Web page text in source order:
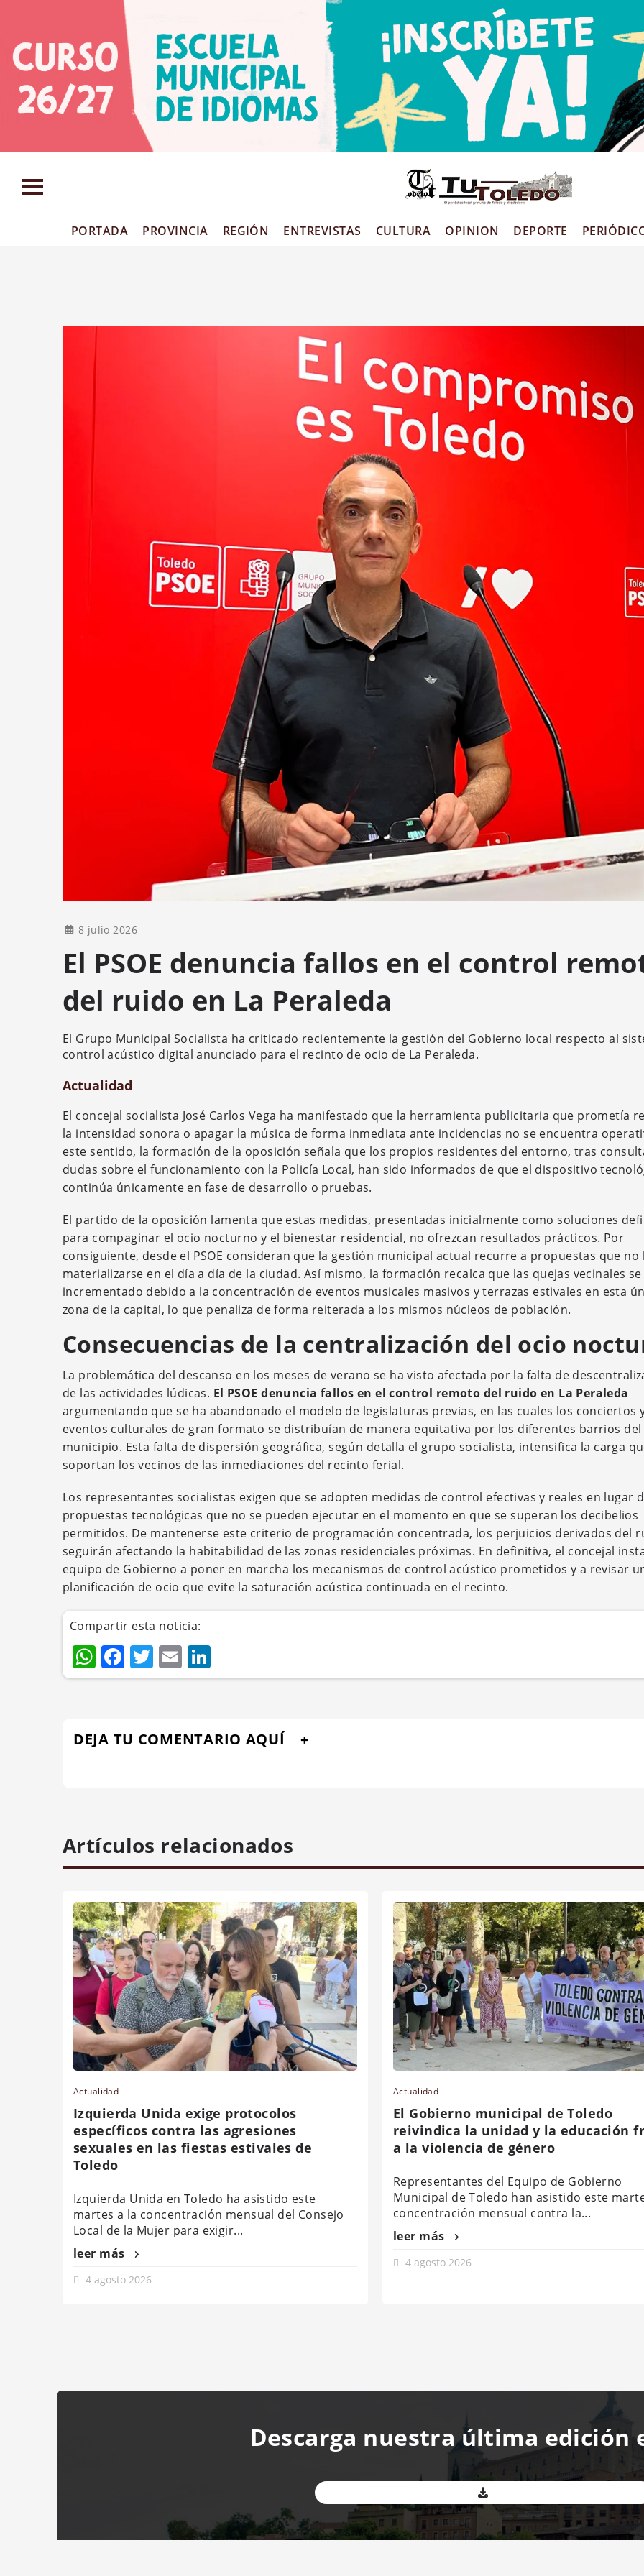
PORTADA PROVINCIA REGIÓN ENTREVISTAS CULTURA OPINION DEPORTE
8 julio 2026
El PSOE denuncia fallos en el control
del ruido en La Peraleda
El Grupo Municipal Socialista ha criticado recientemente la gestión del Gobierno local respecto al
control acústico digital anunciado para el recinto de ocio de La Peraleda.
Actualidad
El concejal socialista José Carlos Vega ha manifestado que la herramienta publicitaria que prometía
la intensidad sonora o apagar la música de forma inmediata ante incidencias no se encuentra
este sentido, la formación de la oposición señala que los propios residentes del entorno, tras
dudas sobre el funcionamiento con la Policía Local, han sido informados de que el dispositivo
continúa únicamente en fase de desarrollo o pruebas.
El partido de la oposición lamenta que estas medidas, presentadas inicialmente como soluciones
para compaginar el ocio nocturno y el bienestar residencial, no ofrezcan resultados prácticos. Por
consiguiente, desde el PSOE consideran que la gestión municipal actual recurre a propuestas que no
materializarse en el día a día de la ciudad. Así mismo, la formación recalca que las quejas vecinales
incrementado debido a la concentración de eventos musicales masivos y terrazas estivales en esta
zona de la capital, lo que penaliza de forma reiterada a los mismos núcleos de población.
Consecuencias de la centralización del ocio
La problemática del descanso en los meses de verano se ha visto afectada por la falta de
de las actividades lúdicas. El PSOE denuncia fallos en el control remoto del ruido en La Peraleda
argumentando que se ha abandonado el modelo de legislaturas previas, en las cuales los conciertos
eventos culturales de gran formato se distribuían de manera equitativa por los diferentes barrios del
municipio. Esta falta de dispersión geográfica, según detalla el grupo socialista, intensifica la carga
soportan los vecinos de las inmediaciones del recinto ferial.
Los representantes socialistas exigen que se adopten medidas de control efectivas y reales en lugar
propuestas tecnológicas que no se pueden ejecutar en el momento en que se superan los decibelios
permitidos. De mantenerse este criterio de programación concentrada, los perjuicios derivados del
seguirán afectando la habitabilidad de las zonas residenciales próximas. En definitiva, el concejal
equipo de Gobierno a poner en marcha los mecanismos de control acústico prometidos y a revisar
planificación de ocio que evite la saturación acústica continuada en el recinto.
Compartir esta noticia:
WhatsApp
Facebook
Twitter
Email
DEJA TU COMENTARIO AQUÍ
Artículos relacionados
Actualidad
Izquierda Unida exige protocolos
específicos contra las agresiones
sexuales en las fiestas estivales de
Toledo
Izquierda Unida en Toledo ha asistido este
martes a la concentración mensual del Consejo
Local de la Mujer para exigir...
leer más
4 agosto 2026
Actualidad
El Gobierno municipal de Toledo
reivindica la unidad y la educación
a la violencia de género
Representantes del Equipo de Gobierno
Municipal de Toledo han asistido este
concentración mensual contra la...
leer más
4 agosto 2026
Descarga nuestra última edición